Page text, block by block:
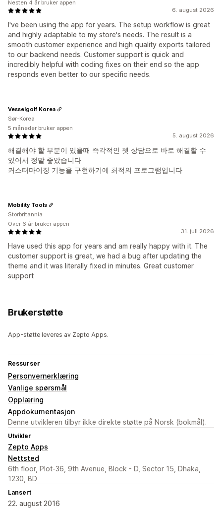
6. august 2026
I've been using the app for years. The setup workflow is great
and highly adaptable to my store's needs. The result is a
smooth customer experience and high quality exports tailored
to our backend needs. Customer support is quick and
incredibly helpful with coding fixes on their end so the app
responds even better to our specific needs.
Nesten 4 år bruker appen
5. august 2026
해결해야 할 부분이 있을때 즉각적인 쳇 상담으로 바로 해결할 수
있어서 정말 좋았습니다
커스터마이징 기능을 구현하기에 최적의 프로그램입니다
Vesselgolf Korea
Sør-Korea
5 måneder bruker appen
31. juli 2026
Have used this app for years and am really happy with it. The
customer support is great, we had a bug after updating the
theme and it was literally fixed in minutes. Great customer
support
Mobility Tools
Storbritannia
Over 6 år bruker appen
Brukerstøtte
App-støtte leveres av Zepto Apps.
Ressurser
Personvernerklæring
Vanlige spørsmål
Opplæring
Appdokumentasjon
Denne utvikleren tilbyr ikke direkte støtte på Norsk (bokmål).
Utvikler
Zepto Apps
Nettsted
6th floor, Plot-36, 9th Avenue, Block - D, Sector 15, Dhaka,
1230, BD
Lansert
22. august 2016